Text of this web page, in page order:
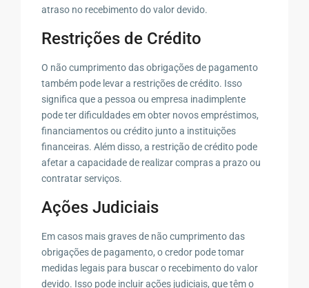
atraso no recebimento do valor devido.
Restrições de Crédito
O não cumprimento das obrigações de pagamento
também pode levar a restrições de crédito. Isso
significa que a pessoa ou empresa inadimplente
pode ter dificuldades em obter novos empréstimos,
financiamentos ou crédito junto a instituições
financeiras. Além disso, a restrição de crédito pode
afetar a capacidade de realizar compras a prazo ou
contratar serviços.
Ações Judiciais
Em casos mais graves de não cumprimento das
obrigações de pagamento, o credor pode tomar
medidas legais para buscar o recebimento do valor
devido. Isso pode incluir ações judiciais, que têm o